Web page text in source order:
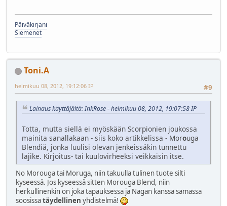
Päiväkirjani
Siemenet
Toni.A
#9
helmikuu 08, 2012, 19:12:06 IP
Lainaus käyttäjältä: InkRose - helmikuu 08, 2012, 19:07:58 IP
Totta, mutta siellä ei myöskään Scorpionien joukossa
mainita sanallakaan - siis koko artikkelissa - Morouga
Blendiä, jonka luulisi olevan jenkeissäkin tunnettu
lajike. Kirjoitus- tai kuulovirheeksi veikkaisin itse.
No Morouga tai Moruga, niin takuulla tulinen tuote silti
kyseessä. Jos kyseessä sitten Morouga Blend, niin
herkullinenkin on joka tapauksessa ja Nagan kanssa samassa
soosissatäydellinen yhdistelmä!